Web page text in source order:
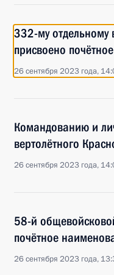
332-му отдельному
присвоено
26 сентября 2023 года,
Командованию и
вертолётного
26 сентября 2023 года,
58-й
почётное
26 сентября 2023 года,